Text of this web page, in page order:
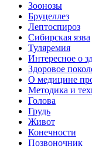
Зоонозы
Бруцеллез
Лептоспироз
Сибирская язва
Туляремия
Интересное о
Здоровое
О медицине
Методика и
Голова
Грудь
Живот
Конечности
Позвоночник